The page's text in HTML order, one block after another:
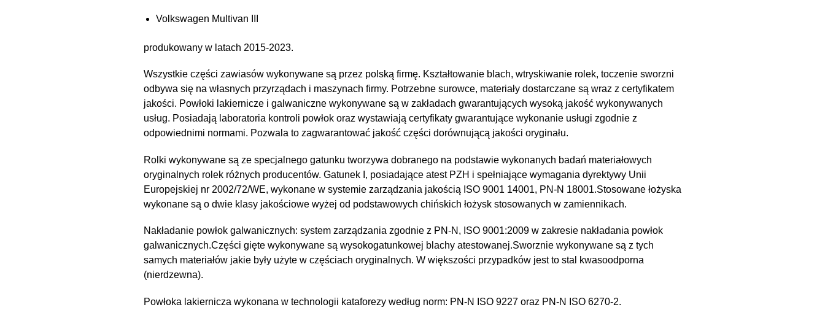
Volkswagen Multivan III
produkowany w latach 2015-2023.
Wszystkie części zawiasów wykonywane są przez polską firmę. Kształtowanie blach, wtryskiwanie rolek, toczenie sworzni
odbywa się na własnych przyrządach i maszynach firmy. Potrzebne surowce, materiały dostarczane są wraz z certyfikatem
jakości. Powłoki lakiernicze i galwaniczne wykonywane są w zakładach gwarantujących wysoką jakość wykonywanych
usług. Posiadają laboratoria kontroli powłok oraz wystawiają certyfikaty gwarantujące wykonanie usługi zgodnie z
odpowiednimi normami. Pozwala to zagwarantować jakość części dorównującą jakości oryginału.
Rolki wykonywane są ze specjalnego gatunku tworzywa dobranego na podstawie wykonanych badań materiałowych
oryginalnych rolek różnych producentów. Gatunek I, posiadające atest PZH i spełniające wymagania dyrektywy Unii
Europejskiej nr 2002/72/WE, wykonane w systemie zarządzania jakością ISO 9001 14001, PN-N 18001.Stosowane łożyska
wykonane są o dwie klasy jakościowe wyżej od podstawowych chińskich łożysk stosowanych w zamiennikach.
Nakładanie powłok galwanicznych: system zarządzania zgodnie z PN-N, ISO 9001:2009 w zakresie nakładania powłok
galwanicznych.Części gięte wykonywane są wysokogatunkowej blachy atestowanej.Sworznie wykonywane są z tych
samych materiałów jakie były użyte w częściach oryginalnych. W większości przypadków jest to stal kwasoodporna
(nierdzewna).
Powłoka lakiernicza wykonana w technologii kataforezy według norm: PN-N ISO 9227 oraz PN-N ISO 6270-2.